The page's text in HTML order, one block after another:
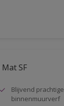
SF
Blijvend prachtige
binnenmuurverf